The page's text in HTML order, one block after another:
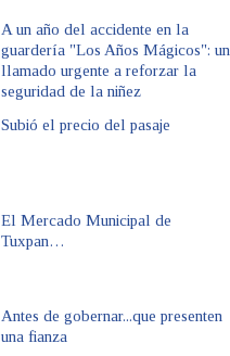
A un año del accidente en la
guardería "Los Años Mágicos": un
llamado urgente a reforzar la
seguridad de la niñez
Subió el precio del pasaje
El Mercado Municipal de
Tuxpan…
Antes de gobernar...que presenten
una fianza